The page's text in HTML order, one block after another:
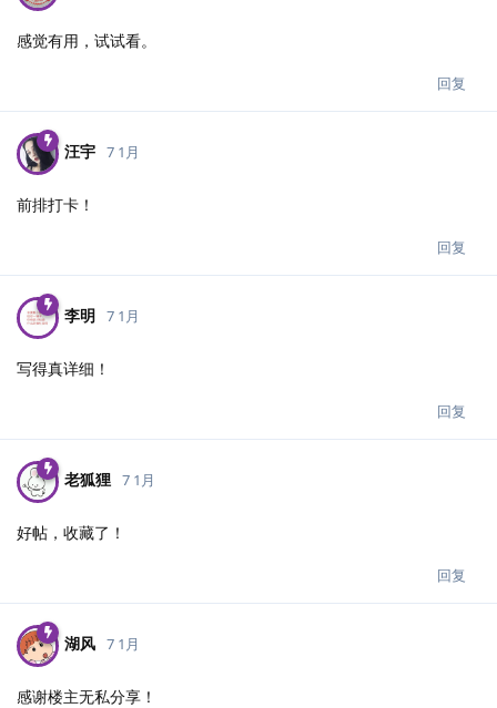
感觉有用，试试看。
回复
汪宇 7 1月
前排打卡！
回复
李明 7 1月
写得真详细！
回复
老狐狸 7 1月
好帖，收藏了！
回复
湖风 7 1月
感谢楼主无私分享！